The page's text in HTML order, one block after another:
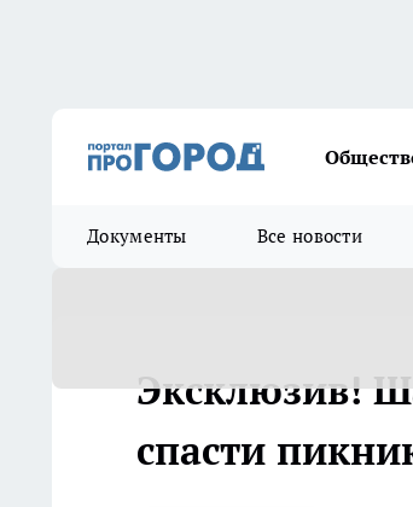
Документы Все новости
Эксклюзив!
спасти